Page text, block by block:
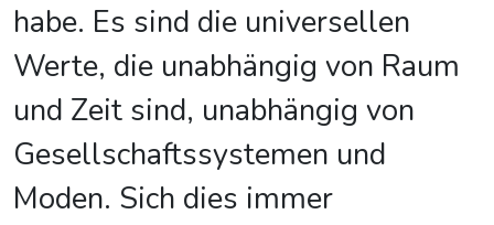
habe. Es sind die universellen
Werte, die unabhängig von Raum
und Zeit sind, unabhängig von
Gesellschaftssystemen und
Moden. Sich dies immer